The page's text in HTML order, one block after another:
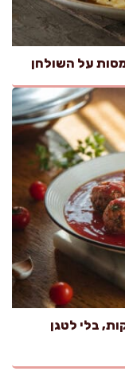
על השולחן
ברוטב עגבניות מפנק ב-45 דקות, בלי לטגן